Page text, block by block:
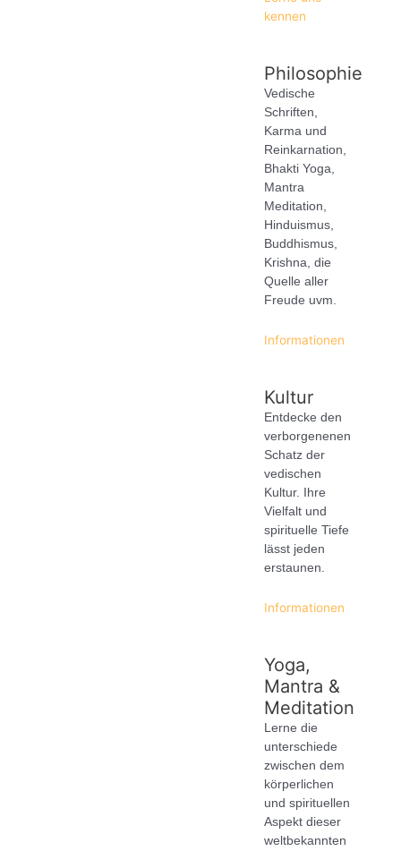
kennen
Philosophie
Vedische
Schriften,
Karma und
Reinkarnation,
Bhakti Yoga,
Mantra
Meditation,
Hinduismus,
Buddhismus,
Krishna, die
Quelle aller
Freude uvm.
Informationen
Kultur
Entdecke den
verborgenenen
Schatz der
vedischen
Kultur. Ihre
Vielfalt und
spirituelle Tiefe
lässt jeden
erstaunen.
Informationen
Yoga,
Mantra &
Meditation
Lerne die
unterschiede
zwischen dem
körperlichen
und spirituellen
Aspekt dieser
weltbekannten